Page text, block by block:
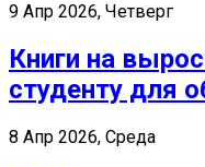
9 Апр 2026, Четверг
Книги на
студенту для
8 Апр 2026, Среда